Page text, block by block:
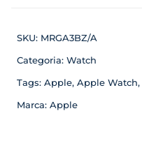
SKU: MRGA3BZ/A
Categoria: Watch
Tags: Apple, Apple Watch,
Marca: Apple